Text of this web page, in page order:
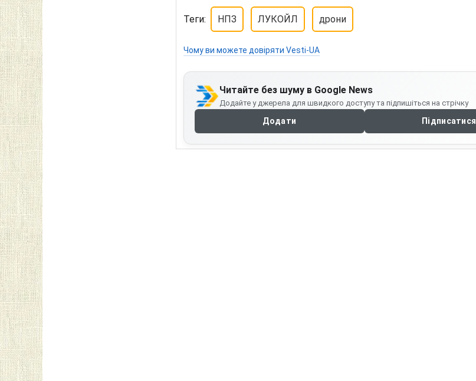
Теги: НПЗ ЛУКОЙЛ дрони
Чому ви можете довіряти Vesti-UA
Читайте без шуму в Google News
Додайте у джерела для швидкого доступу та підпишіться на стрічку
Додати Підписатися